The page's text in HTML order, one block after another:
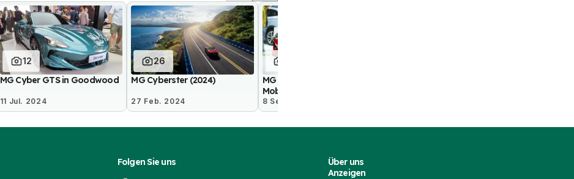
12
MG Cyber GTS in Goodwood
11 Jul. 2024
26
MG Cyberster (2024)
27 Feb. 2024
MG Cyberster auf der IAA
Mobility 2023
8 Sep. 2023
Folgen Sie uns
Über uns
Anzeigen